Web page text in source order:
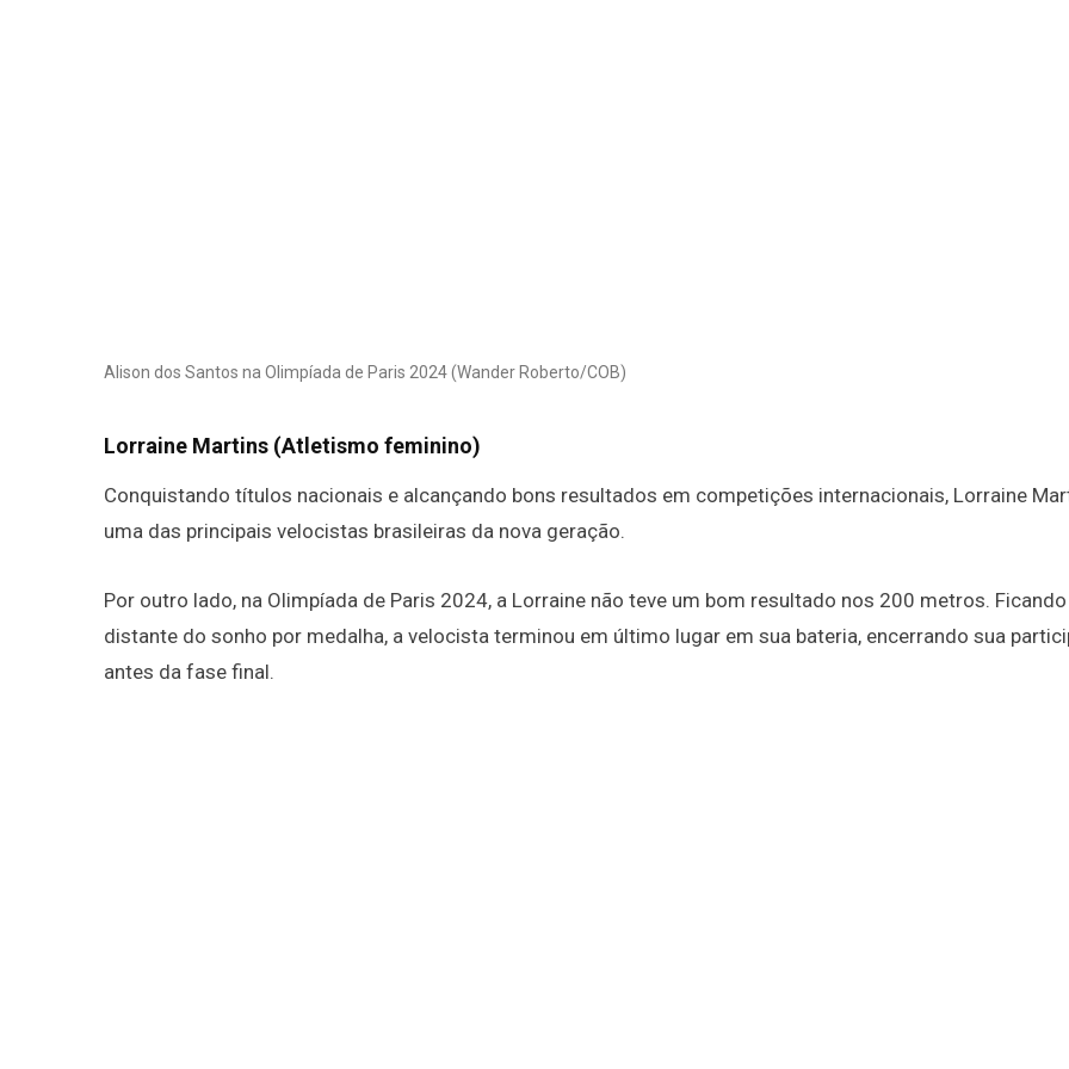
Alison dos Santos na Olimpíada de Paris 2024 (Wander Roberto/COB)
Lorraine Martins (Atletismo feminino)
Conquistando títulos nacionais e alcançando bons resultados em competições internacionais, Lorraine
uma das principais velocistas brasileiras da nova geração.
Por outro lado, na Olimpíada de Paris 2024, a Lorraine não teve um bom resultado nos 200 metros. Ficando
distante do sonho por medalha, a velocista terminou em último lugar em sua bateria, encerrando sua
antes da fase final.